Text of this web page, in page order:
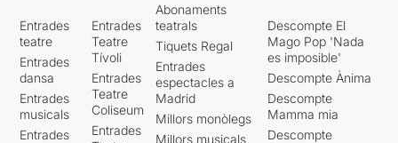
Entrades
teatre
Entrades
dansa
Entrades
musicals
Entrades
Entrades
Teatre
Tívoli
Entrades
Teatre
Coliseum
Entrades
Abonaments
teatrals
Tiquets Regal
Entrades
espectacles a
Madrid
Millors monòlegs
Millors musicals
Descompte El
Mago Pop 'Nada
es imposible'
Descompte Ànima
Descompte
Mamma mia
Descompte